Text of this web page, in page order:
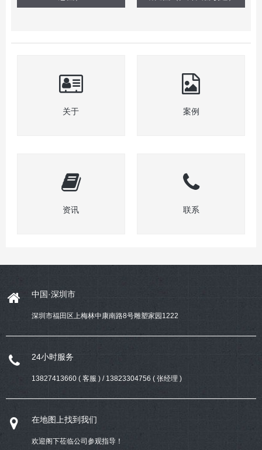
关于 案例
资讯 联系
中国·深圳市
深圳市福田区上梅林中康南路8号雕塑家园1222
24小时服务
13827413660 ( 客服 ) / 13823304756 ( 张经理 )
在地图上找到我们
欢迎阁下莅临公司参观指导！